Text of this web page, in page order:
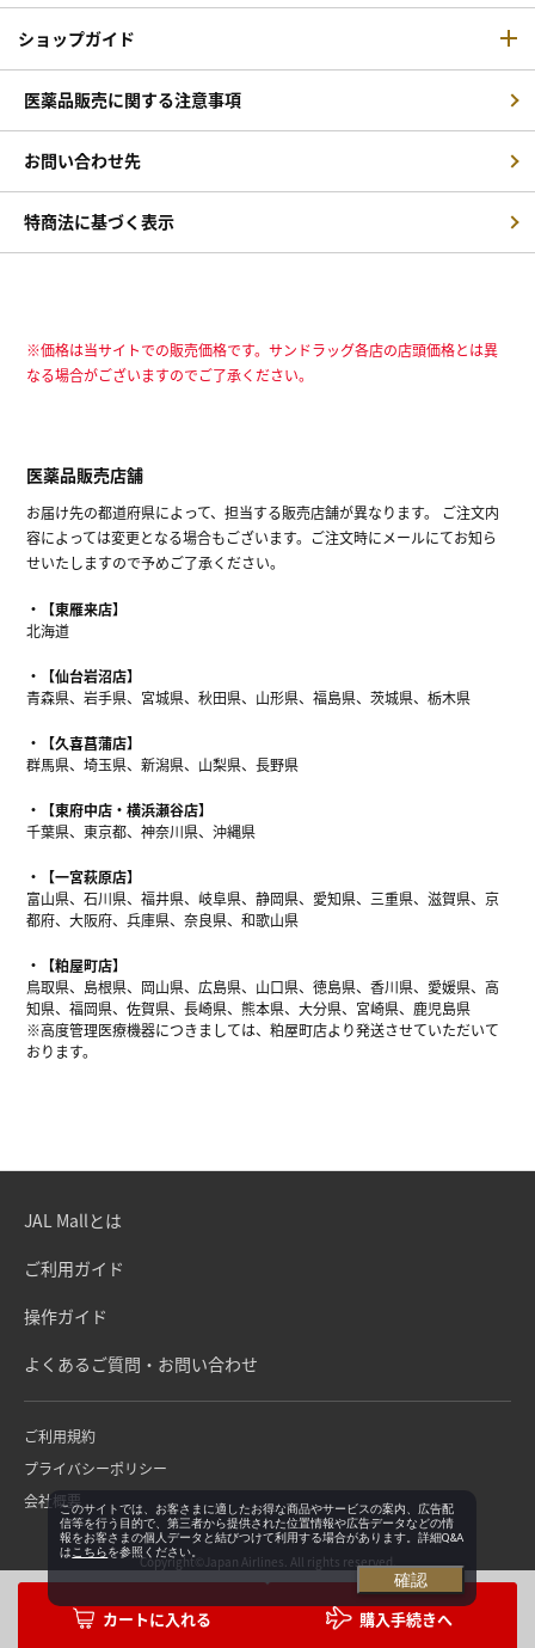
購入手続きへ
ショップガイド
医薬品販売に関する注意事項
お問い合わせ先
特商法に基づく表示
※価格は当サイトでの販売価格です。サンドラッグ各店の店頭価格とは異
なる場合がございますのでご了承ください。
医薬品販売店舗
お届け先の都道府県によって、担当する販売店舗が異なります。 ご注文内
容によっては変更となる場合もございます。ご注文時にメールにてお知ら
せいたしますので予めご了承ください。
【東雁来店】
北海道
【仙台岩沼店】
青森県、岩手県、宮城県、秋田県、山形県、福島県、茨城県、栃木県
【久喜菖蒲店】
群馬県、埼玉県、新潟県、山梨県、長野県
【東府中店・横浜瀬谷店】
千葉県、東京都、神奈川県、沖縄県
【一宮萩原店】
富山県、石川県、福井県、岐阜県、静岡県、愛知県、三重県、滋賀県、京
都府、大阪府、兵庫県、奈良県、和歌山県
【粕屋町店】
鳥取県、島根県、岡山県、広島県、山口県、徳島県、香川県、愛媛県、高
知県、福岡県、佐賀県、長崎県、熊本県、大分県、宮崎県、鹿児島県
※高度管理医療機器につきましては、粕屋町店より発送させていただいて
おります。
JAL Mallとは
ご利用ガイド
操作ガイド
よくあるご質問・お問い合わせ
ご利用規約
プライバシーポリシー
会社概要
Copyright©Japan Airlines. All rights reserved.
このサイトでは、お客さまに適したお得な商品やサービスの案内、広告配
信等を行う目的で、第三者から提供された位置情報や広告データなどの情
報をお客さまの個人データと結びつけて利用する場合があります。詳細Q&A
は こちらを参照ください。
確認